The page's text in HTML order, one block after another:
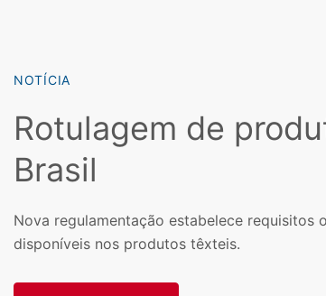
NOTÍCIA
Rotulagem de
Brasil
Nova regulamentação estabelece requisitos
disponíveis nos produtos têxteis.